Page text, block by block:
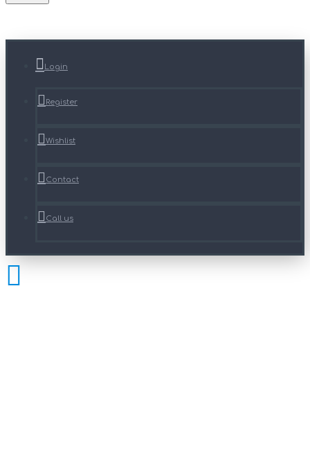
Login
Register
Wishlist
Contact
Call us